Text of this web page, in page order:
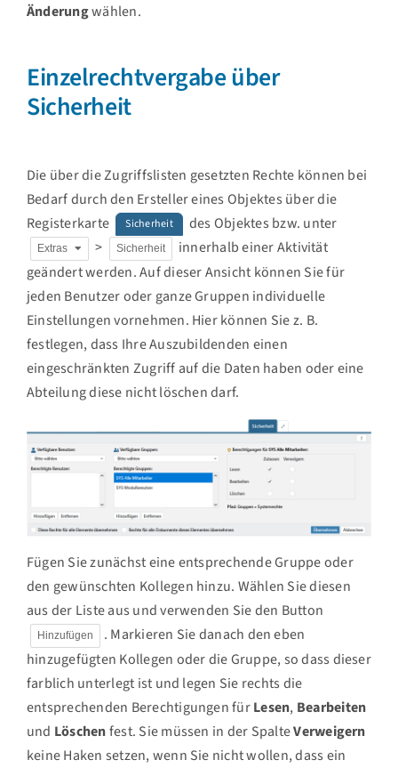
Änderungwählen.
Einzelrechtvergabe über
Sicherheit
Die über die Zugriffslisten gesetzten Rechte können bei
Bedarf durch den Ersteller eines Objektes über die
Registerkarte
Sicherheit des Objektes bzw. unter
Extras > Sicherheit
innerhalb einer Aktivität
geändert werden. Auf dieser Ansicht können Sie für
jeden Benutzer oder ganze Gruppen individuelle
Einstellungen vornehmen. Hier können Sie z. B.
festlegen, dass Ihre Auszubildenden einen
eingeschränkten Zugriff auf die Daten haben oder eine
Abteilung diese nicht löschen darf.
Fügen Sie zunächst eine entsprechende Gruppe oder
den gewünschten Kollegen hinzu. Wählen Sie diesen
aus der Liste aus und verwenden Sie den Button
Hinzufügen
. Markieren Sie danach den eben
hinzugefügten Kollegen oder die Gruppe, so dass dieser
farblich unterlegt ist und legen Sie rechts die
entsprechenden Berechtigungen fürLesen, Bearbeiten
und Löschenfest. Sie müssen in der SpalteVerweigern
keine Haken setzen, wenn Sie nicht wollen, dass ein